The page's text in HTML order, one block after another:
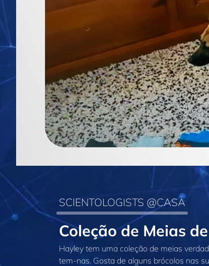
SCIENTOLOGISTS @CASA
Coleção de Meias
Hayley tem uma coleção de meias
tem‑nas. Gosta de alguns brócolos nas